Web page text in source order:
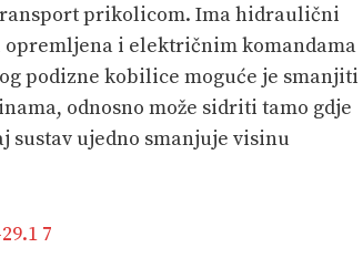
prikolicom. Ima hidraulični
i električnim komandama
podizne kobilice moguće je smanjiti
odnosno može sidriti tamo gdje
sustav ujedno smanjuje visinu